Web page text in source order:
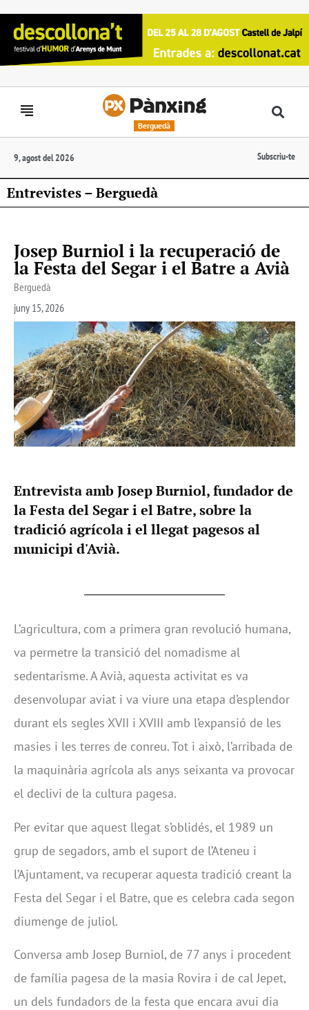
Berguedà
9, agost del 2026 Subscriu-te
Entrevistes – Berguedà
Josep Burniol i la recuperació de
la Festa del Segar i el Batre a Avià
Berguedà
juny 15, 2026
Entrevista amb Josep Burniol, fundador de
la Festa del Segar i el Batre, sobre la
tradició agrícola i el llegat pagesos al
municipi d'Avià.
L’agricultura, com a primera gran revolució humana,
va permetre la transició del nomadisme al
sedentarisme. A Avià, aquesta activitat es va
desenvolupar aviat i va viure una etapa d’esplendor
durant els segles XVII i XVIII amb l’expansió de les
masies i les terres de conreu. Tot i això, l’arribada de
la maquinària agrícola als anys seixanta va provocar
el declivi de la cultura pagesa.
Per evitar que aquest llegat s’oblidés, el 1989 un
grup de segadors, amb el suport de l’Ateneu i
l’Ajuntament, va recuperar aquesta tradició creant la
Festa del Segar i el Batre, que es celebra cada segon
diumenge de juliol.
Conversa amb Josep Burniol, de 77 anys i procedent
de família pagesa de la masia Rovira i de cal Jepet,
un dels fundadors de la festa que encara avui dia